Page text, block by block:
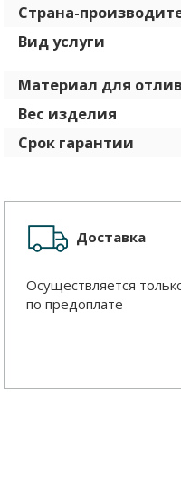
Страна-
Вид услуги
Материал для
Вес изделия
Срок гарантии
Доставка
Осуществляется
по предоплате